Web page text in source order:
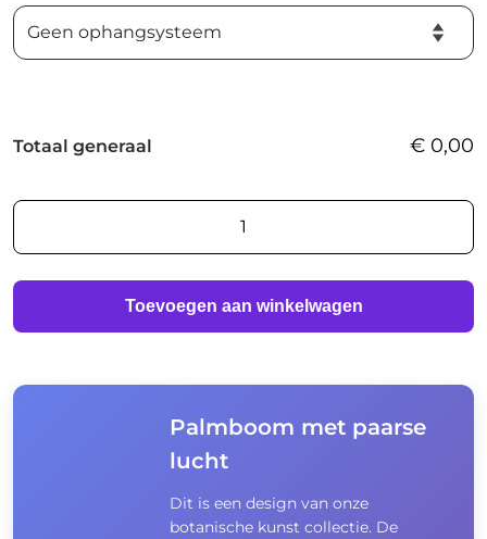
Totaal generaal € 0,00
Palmboom
met
aantal
Toevoegen aan winkelwagen
Palmboom met paarse
lucht
Dit is een design van onze
botanische kunst collectie. De